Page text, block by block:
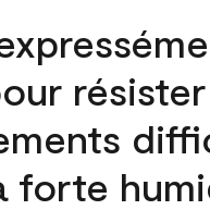
forte